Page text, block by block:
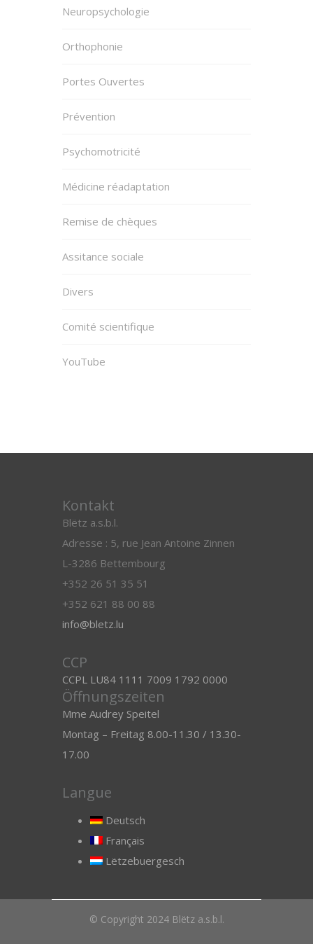
Neuropsychologie
Orthophonie
Portes Ouvertes
Prévention
Psychomotricité
Médicine réadaptation
Remise de chèques
Assitance sociale
Divers
Comité scientifique
YouTube
Kontakt
Blëtz a.s.b.l.
Adresse : 5, rue Jean Antoine Zinnen
L-3286 Bettembourg
+352 26 51 35 51
+352 621 88 00 88
info@bletz.lu
CCP
CCPL LU84 1111 7009 1792 0000
Öffnungszeiten
Mme Audrey Speitel
Montag – Freitag 8.00-11.30 / 13.30-
17.00
Langue
Deutsch
Français
Lëtzebuergesch
© Copyright 2024 Blëtz a.s.b.l.